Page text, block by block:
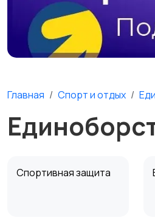
Главная Спорт и отдых
Спортивная защита